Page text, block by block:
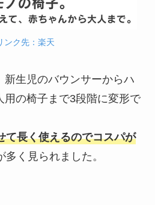
ンク先：楽天
新生児のバウンサーからハ
用の椅子まで3段階に変形で
て長く使えるのでコスパが
く見られました。